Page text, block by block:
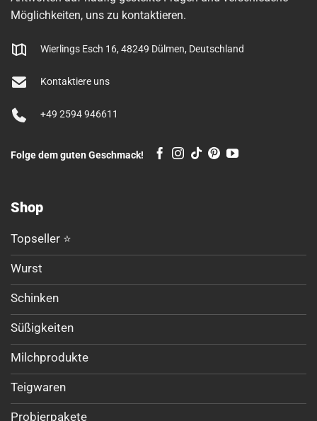
Möglichkeiten, uns zu kontaktieren.
Wierlings Esch 16, 48249 Dülmen, Deutschland
Kontaktiere uns
+49 2594 946611
Folge dem guten Geschmack!
Shop
Topseller ⭐
Wurst
Schinken
Süßigkeiten
Milchprodukte
Teigwaren
Probierpakete